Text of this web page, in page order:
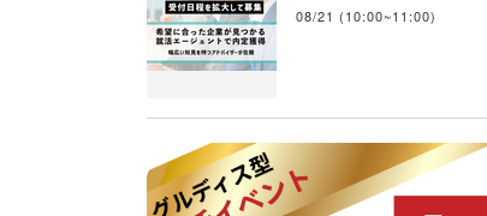
08/21 (10:00~11:00)